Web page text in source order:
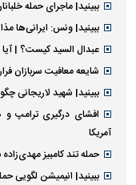
ببینید| ماجرای حمله
ببینید| ونس: ایرانی‌ها
عبدال السید کیست؟ |
شایعه معافیت سربازان
ببینید| شهید لاریجانی
افشای درگیری ترامپ
آمریکا
حمله تند کامبیز
ببینید| انیمیشن لگویی